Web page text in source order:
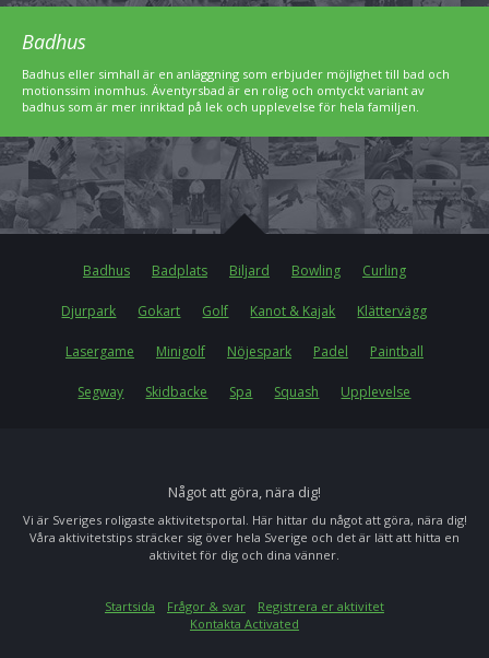
Badhus
Badhus eller simhall är en anläggning som erbjuder möjlighet till bad och
motionssim inomhus. Äventyrsbad är en rolig och omtyckt variant av
badhus som är mer inriktad på lek och upplevelse för hela familjen.
Badhus Badplats Biljard Bowling Curling
Djurpark Gokart Golf Kanot & Kajak Klättervägg
Lasergame Minigolf Nöjespark Padel Paintball
Segway Skidbacke Spa Squash Upplevelse
Något att göra, nära dig!
Vi är Sveriges roligaste aktivitetsportal. Här hittar du något att göra, nära dig!
Våra aktivitetstips sträcker sig över hela Sverige och det är lätt att hitta en
aktivitet för dig och dina vänner.
Startsida Frågor & svar
Registrera er aktivitet
Kontakta Activated